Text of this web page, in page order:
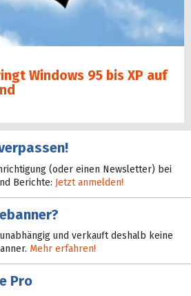
Windows 95 bis XP auf
(oder einen Newsletter) bei
Berichte: Jetzt anmelden!
und verkauft deshalb keine
Mehr erfahren!
Pro